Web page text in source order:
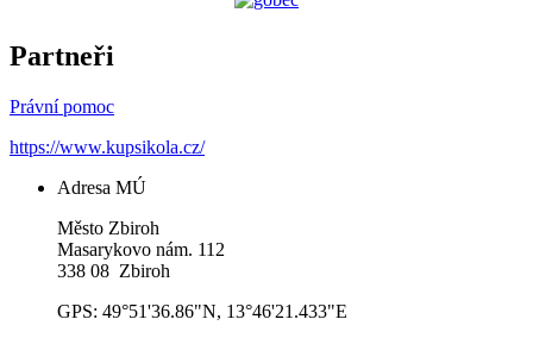
Partneři
Právní pomoc
https://www.kupsikola.cz/
Adresa MÚ
Město Zbiroh
Masarykovo nám. 112
338 08 Zbiroh
GPS: 49°51'36.86"N, 13°46'21.433"E